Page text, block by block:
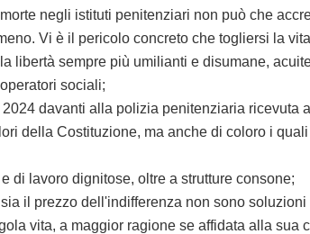
negli istituti penitenziari non può che
Vi è il pericolo concreto che togliersi la
sempre più umilianti e disumane,
sociali;
davanti alla polizia penitenziaria ricevuta
della Costituzione, ma anche di coloro i
lavoro dignitose, oltre a strutture consone;
prezzo dell'indifferenza non sono soluzioni
vita, a maggior ragione se affidata alla sua